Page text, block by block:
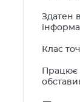
Здатен
Клас